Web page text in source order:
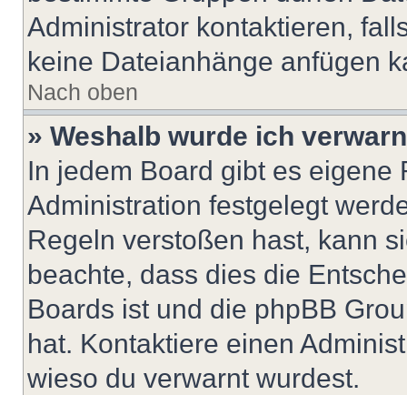
Administrator kontaktieren,
keine Dateianhänge anfügen
Nach oben
» Weshalb wurde ich
In jedem Board gibt es
Administration festgelegt
Regeln verstoßen hast, kann
beachte, dass dies die
Boards ist und die phpBB
hat. Kontaktiere einen
wieso du verwarnt wurdest.